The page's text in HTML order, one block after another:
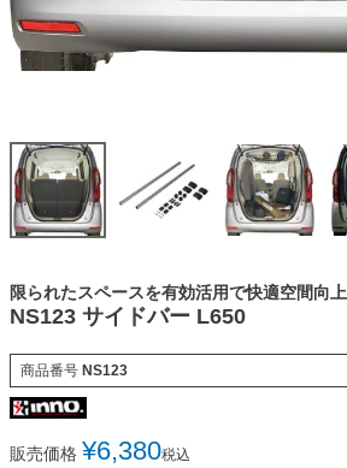
限られたスペースを有効活用で快適空間向上
NS123 サイドバー L650
商品番号 NS123
販売価格 ¥6,380税込